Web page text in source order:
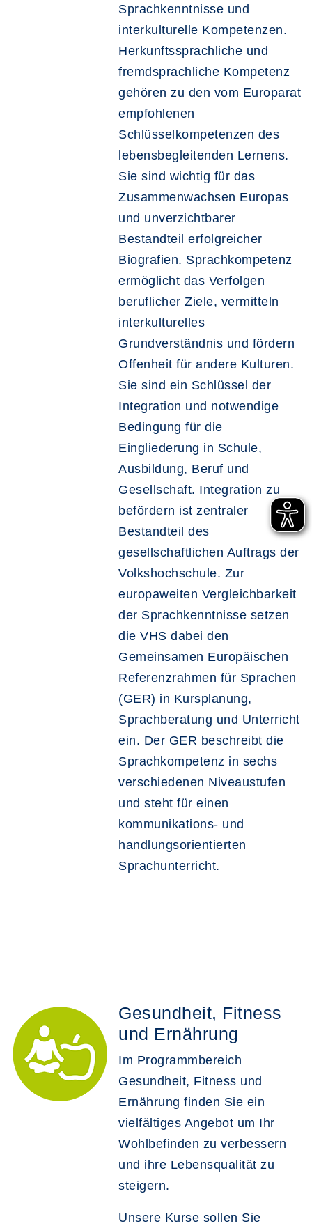
Sprachkenntnisse und
interkulturelle Kompetenzen.
Herkunftssprachliche und
fremdsprachliche Kompetenz
gehören zu den vom Europarat
empfohlenen
Schlüsselkompetenzen des
lebensbegleitenden Lernens.
Sie sind wichtig für das
Zusammenwachsen Europas
und unverzichtbarer
Bestandteil erfolgreicher
Biografien. Sprachkompetenz
ermöglicht das Verfolgen
beruflicher Ziele, vermitteln
interkulturelles
Grundverständnis und fördern
Offenheit für andere Kulturen.
Sie sind ein Schlüssel der
Integration und notwendige
Bedingung für die
Eingliederung in Schule,
Ausbildung, Beruf und
Gesellschaft. Integration zu
befördern ist zentraler
Bestandteil des
gesellschaftlichen Auftrags der
Volkshochschule. Zur
europaweiten Vergleichbarkeit
der Sprachkenntnisse setzen
die VHS dabei den
Gemeinsamen Europäischen
Referenzrahmen für Sprachen
(GER) in Kursplanung,
Sprachberatung und Unterricht
ein. Der GER beschreibt die
Sprachkompetenz in sechs
verschiedenen Niveaustufen
und steht für einen
kommunikations- und
handlungsorientierten
Sprachunterricht.
Gesundheit, Fitness
und Ernährung
Im Programmbereich
Gesundheit, Fitness und
Ernährung finden Sie ein
vielfältiges Angebot um Ihr
Wohlbefinden zu verbessern
und ihre Lebensqualität zu
steigern.
Unsere Kurse sollen Sie